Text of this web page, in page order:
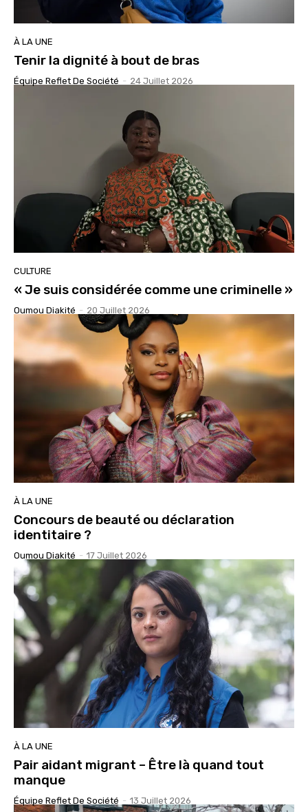
À LA UNE
Tenir la dignité à bout de bras
Équipe Reflet De Société - 24 Juillet 2026
CULTURE
« Je suis considérée comme une criminelle »
Oumou Diakité - 20 Juillet 2026
À LA UNE
Concours de beauté ou déclaration
identitaire ?
Oumou Diakité - 17 Juillet 2026
À LA UNE
Pair aidant migrant – Être là quand tout
manque
Équipe Reflet De Société - 13 Juillet 2026